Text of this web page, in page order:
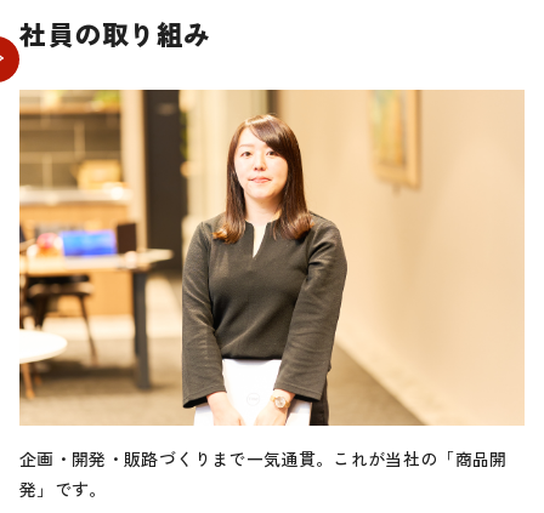
社員の取り組み
企画・開発・販路づくりまで一気通貫。これが当社の「商品開
発」です。